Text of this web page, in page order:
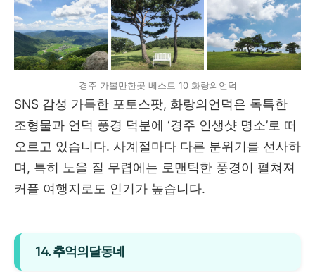
경주 가볼만한곳 베스트 10 화랑의언덕
SNS 감성 가득한 포토스팟, 화랑의언덕은 독특한
조형물과 언덕 풍경 덕분에 ‘경주 인생샷 명소’로 떠
오르고 있습니다. 사계절마다 다른 분위기를 선사하
며, 특히 노을 질 무렵에는 로맨틱한 풍경이 펼쳐져
커플 여행지로도 인기가 높습니다.
14. 추억의달동네